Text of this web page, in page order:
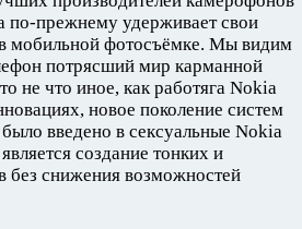
по-прежнему удерживает свои
мобильной фотосъёмке. Мы видим
потрясший мир карманной
не что иное, как работяга Nokia
новое поколение систем
введено в сексуальные Nokia
создание тонких и
без снижения возможностей